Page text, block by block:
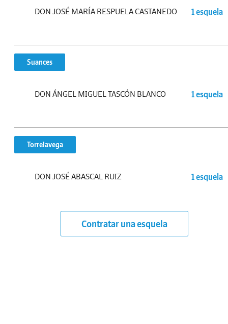
DON JOSÉ MARÍA RESPUELA CASTANEDO 1 esquela
Suances
DON ÁNGEL MIGUEL TASCÓN BLANCO 1 esquela
Torrelavega
DON JOSÉ ABASCAL RUIZ 1 esquela
Contratar una esquela